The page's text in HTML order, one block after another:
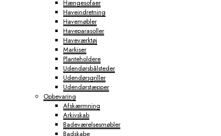
Hængesofaer
Haveindretning
Havemøbler
Haveparasoller
Haveværktøj
Markiser
Planteholdere
Udendørsbålsteder
Udendørsgriller
Udendørstæpper
Opbevaring
Afskærmning
Arkivskab
Badeværelsesmøbler
Badskabe